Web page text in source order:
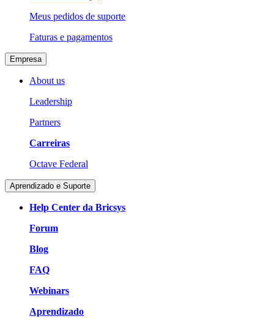
Meus pedidos de suporte
Faturas e pagamentos
Empresa
About us
Leadership
Partners
Carreiras
Octave Federal
Aprendizado e Suporte
Help Center da Bricsys
Forum
Blog
FAQ
Webinars
Aprendizado